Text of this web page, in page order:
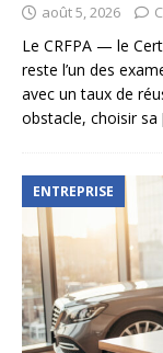
août 5, 2026
Le CRFPA — le
reste l’un des
avec un taux de
obstacle, choisir sa
ENTREPRISE